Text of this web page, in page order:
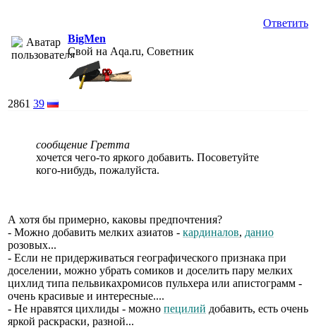
Ответить
BigMen
Свой на Aqa.ru, Советник
2861 39
сообщение Гретта
хочется чего-то яркого добавить. Посоветуйте
кого-нибудь, пожалуйста.
А хотя бы примерно, каковы предпочтения?
- Можно добавить мелких азиатов - кардиналов, данио
розовых...
- Если не придерживаться географического признака при
доселении, можно убрать сомиков и доселить пару мелких
цихлид типа пельвикахромисов пульхера или апистограмм -
очень красивые и интересные....
- Не нравятся цихлиды - можно пецилий добавить, есть очень
яркой раскраски, разной...